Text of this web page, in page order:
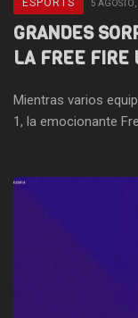
ESPORTS 5
GRANDES
LA FREE FIRE
Mientras varios
1, la emocionante